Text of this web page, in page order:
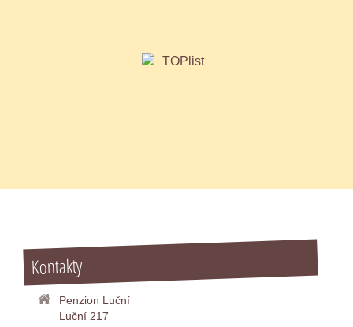
Kontakty
Penzion Luční
Luční 217